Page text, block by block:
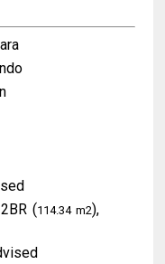
(114.34 m2),